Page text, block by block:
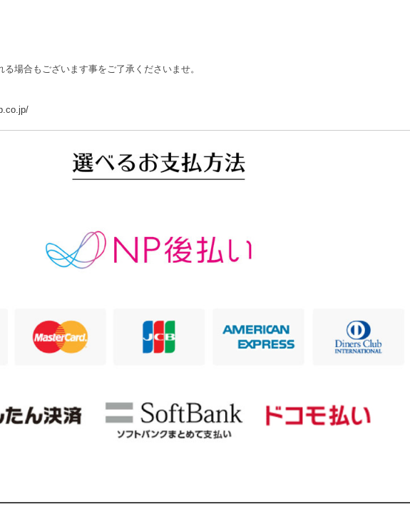
場合もございます事をご了承くださいませ。